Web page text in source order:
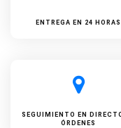
ENTREGA EN 24 HORAS
SEGUIMIENTO EN
ÓRDENES